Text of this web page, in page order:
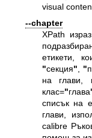
visual
--chapter
XPath
етикети,
"секция", "
на глави,
клас="глава
списък на
глави,
calibre